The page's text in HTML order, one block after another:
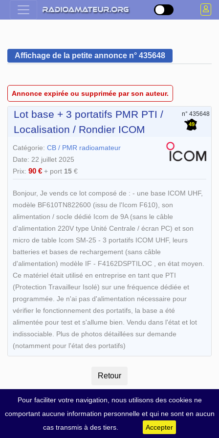
Pour faciliter votre navigation, nous utilisons des cookies ne
comportant aucune information personnelle et qui ne sont en aucun
cas transmis à des tiers.
Accepter
Affichage de la petite annonce n° 435648
Annonce expirée ou supprimée par son auteur.
Lot base + 3 portatifs PMR PTI /
Localisation / Rondier ICOM
n° 435648
49
Catégorie: CB / PMR radioamateur
Date: 22 juillet 2025
Prix: 90 € + port 15€
Bonjour, Je vends ce lot composé de : - une base ICOM UHF,
modèle BF610TN822600 (issu de l'Icom F610), son
alimentation / socle dédié Icom de 9A (sans le câble
d'alimentation 220V type Unité Centrale / écran PC) et son
micro de table Icom SM-25 - 3 portatifs ICOM UHF, leurs
batteries et bases de rechargement (sans câble
d'alimentation) modèle IF - F4162DSPTILOC , en état moyen.
Ce matériel était utilisé en entreprise en tant que PTI
(Protection Travailleur Isolé) sur une fréquence dédiée et
programmée. Je n'ai pas d'alimentation nécessaire pour
vérifier le fonctionnement des portatifs, la base a été
alimentée pour test et s'allume bien. Vendu dans l'état et lot
indissociable. Plus de photos détaillées sur demande
(notamment pour l'état des portatifs)